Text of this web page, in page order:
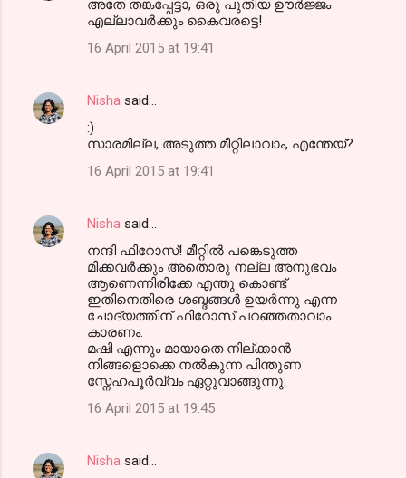
അതേ തങ്കപ്പേട്ടാ, ഒരു പുതിയ ഊര്‍ജ്ജം
എല്ലാവര്‍ക്കും കൈവരട്ടെ!
16 April 2015 at 19:41
Nisha said…
:)
സാരമില്ല, അടുത്ത മീറ്റിലാവാം, എന്തേയ്?
16 April 2015 at 19:41
Nisha said…
നന്ദി ഫിറോസ്‌! മീറ്റില്‍ പങ്കെടുത്ത
മിക്കവര്‍ക്കും അതൊരു നല്ല അനുഭവം
ആണെന്നിരിക്കേ എന്തു കൊണ്ട്
ഇതിനെതിരെ ശബ്ദങ്ങള്‍ ഉയര്‍ന്നു എന്ന
ചോദ്യത്തിന് ഫിറോസ്‌ പറഞ്ഞതാവാം
കാരണം.
മഷി എന്നും മായാതെ നില്ക്കാന്‍
നിങ്ങളൊക്കെ നല്‍കുന്ന പിന്തുണ
സ്നേഹപൂര്‍വ്വം ഏറ്റുവാങ്ങുന്നു.
16 April 2015 at 19:45
Nisha said…